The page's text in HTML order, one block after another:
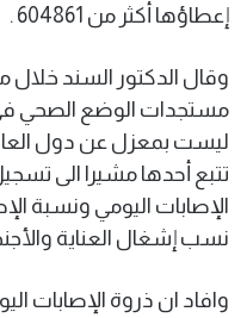
إعطاؤها أكثر من 604861 .
مستجدات الوضع الصحي في
ليست بمعزل عن دول
تتبع أحدها مشيرا الى
الإصابات اليومي ونسبة
نسب إشغال العناية
وافاد ان ذروة الإصابات